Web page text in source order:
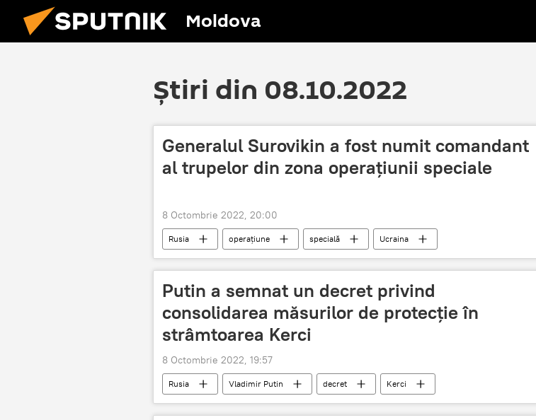
Moldova
Știri din 08.10.2022
Generalul Surovikin a fost numit comandant
al trupelor din zona operațiunii speciale
8 Octombrie 2022, 20:00
Rusia operațiune specială Ucraina
Putin a semnat un decret privind
consolidarea măsurilor de protecție în
strâmtoarea Kerci
8 Octombrie 2022, 19:57
Rusia Vladimir Putin decret Kerci